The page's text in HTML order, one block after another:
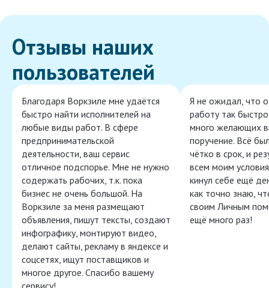
Отзывы наших
пользователей
Благодаря Воркзиле мне удаётся
быстро найти исполнителей на
любые виды работ. В сфере
предпринимательской
деятельности, ваш сервис
отличное подспорье. Мне не нужно
содержать рабочих, т.к. пока
бизнес не очень большой. На
Воркзиле за меня размещают
объявления, пишут тексты, создают
инфографику, монтируют видео,
делают сайты, рекламу в яндексе и
соцсетях, ищут поставщиков и
многое другое. Спасибо вашему
Я не ожидал, что
работу так
много желающих
поручение. Всё
чётко в срок, и
всем моим
кинул себе ещё
как точно знаю,
своим Личным
ещё много раз!